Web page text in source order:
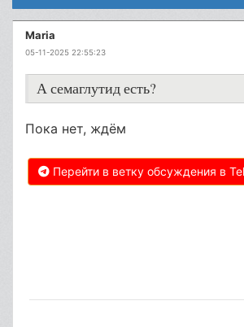
Maria
05-11-2025 22:55:23
А семаглутид есть?
Пока нет, ждём
Перейти в ветку обсуждения в